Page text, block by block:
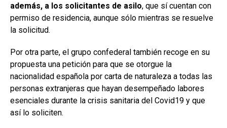
además, a los solicitantes de asilo, que sí cuentan con
permiso de residencia, aunque sólo mientras se resuelve
la solicitud.
Por otra parte, el grupo confederal también recoge en su
propuesta una petición para que se otorgue la
nacionalidad española por carta de naturaleza a todas las
personas extranjeras que hayan desempeñado labores
esenciales durante la crisis sanitaria del Covid19 y que
así lo soliciten.